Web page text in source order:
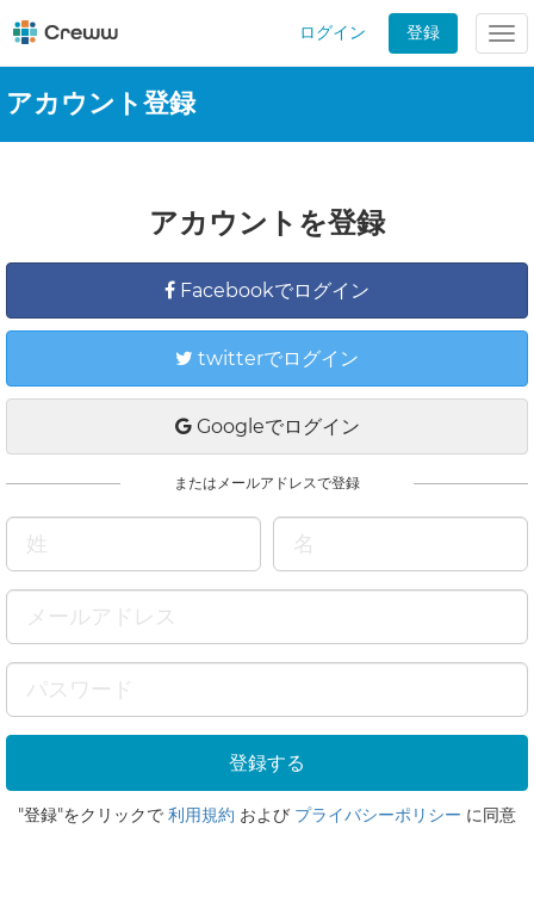
ログイン 登録
アカウント登録
アカウントを登録
Facebookでログイン
twitterでログイン
Googleでログイン
またはメールアドレスで登録
"登録"をクリックで 利用規約 および プライバシーポリシー に同意